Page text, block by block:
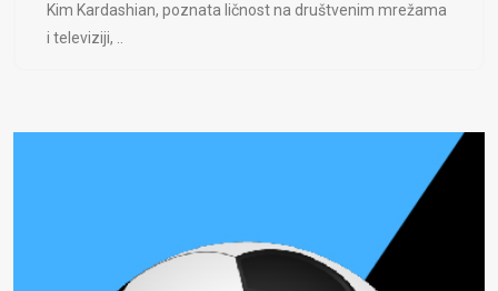
Kim Kardashian, poznata ličnost na društvenim mrežama
i televiziji, ..